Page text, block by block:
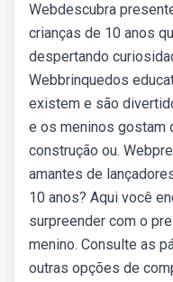
Webdescubra
crianças de 10 anos
despertando
Webbrinquedos
existem e são
e os meninos gostam
construção ou.
amantes de
10 anos? Aqui você
surpreender com o
menino. Consulte as
outras opções de